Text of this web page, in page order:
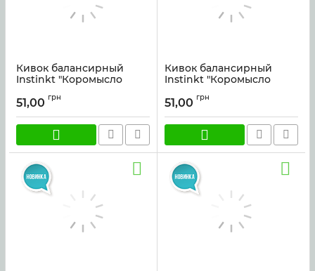
Кивок балансирный
Instinkt "Коромысло
Артикул:
51,00 грн
Кивок балансирный
Instinkt "Коромысло
Артикул:
51,00 грн